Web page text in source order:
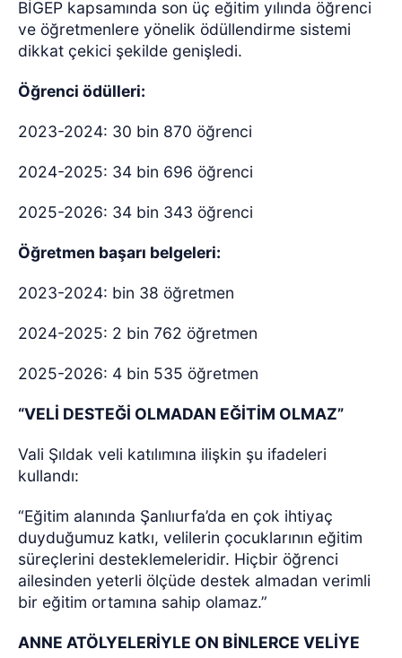
BİGEP kapsamında son üç eğitim yılında öğrenci
ve öğretmenlere yönelik ödüllendirme sistemi
dikkat çekici şekilde genişledi.
Öğrenci ödülleri:
2023-2024: 30 bin 870 öğrenci
2024-2025: 34 bin 696 öğrenci
2025-2026: 34 bin 343 öğrenci
Öğretmen başarı belgeleri:
2023-2024: bin 38 öğretmen
2024-2025: 2 bin 762 öğretmen
2025-2026: 4 bin 535 öğretmen
“VELİ DESTEĞİ OLMADAN EĞİTİM OLMAZ”
Vali Şıldak veli katılımına ilişkin şu ifadeleri
kullandı:
“Eğitim alanında Şanlıurfa’da en çok ihtiyaç
duyduğumuz katkı, velilerin çocuklarının eğitim
süreçlerini desteklemeleridir. Hiçbir öğrenci
ailesinden yeterli ölçüde destek almadan verimli
bir eğitim ortamına sahip olamaz.”
ANNE ATÖLYELERİYLE ON BİNLERCE VELİYE